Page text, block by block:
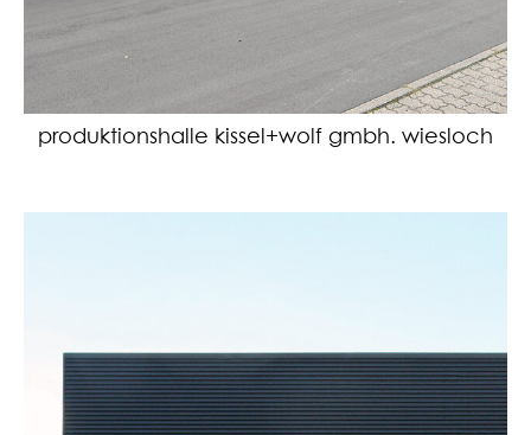
produktionshalle kissel+wolf gmbh. wiesloch